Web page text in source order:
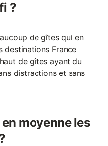
?
de gîtes qui en
destinations France
de gîtes ayant du
distractions et sans
moyenne les